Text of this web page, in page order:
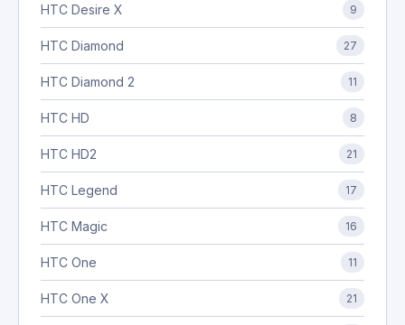
HTC Desire X 9
HTC Diamond 27
HTC Diamond 2 11
HTC HD 8
HTC HD2 21
HTC Legend 17
HTC Magic 16
HTC One 11
HTC One X 21